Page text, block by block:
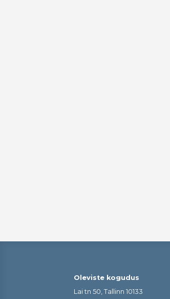
Oleviste kogudus
Lai tn 50, Tallinn 10133